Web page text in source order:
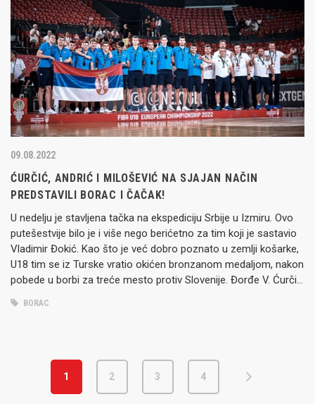
09.08.2022
ĆURČIĆ, ANDRIĆ I MILOŠEVIĆ NA SJAJAN NAČIN
PREDSTAVILI BORAC I ČAČAK!
U nedelju je stavljena tačka na ekspediciju Srbije u Izmiru. Ovo
putešestvije bilo je i više nego berićetno za tim koji je sastavio
Vladimir Đokić. Kao što je već dobro poznato u zemlji košarke,
U18 tim se iz Turske vratio okićen bronzanom medaljom, nakon
pobede u borbi za treće mesto protiv Slovenije. Đorđe V. Ćurčić,
BORAC
1 2 3 4